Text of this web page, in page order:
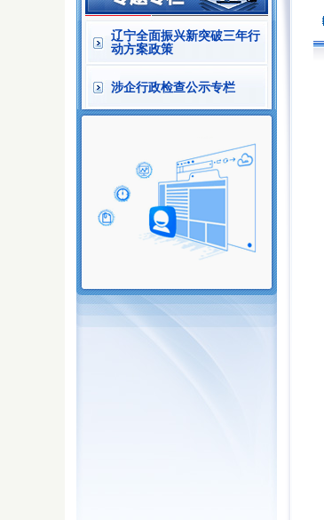
辽宁全面振兴新突破三年行
动方案政策
涉企行政检查公示专栏